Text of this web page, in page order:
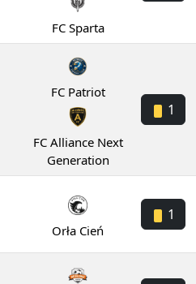
FC Sparta
FC Patriot
FC Alliance Next
Generation
1
Orła Cień
1